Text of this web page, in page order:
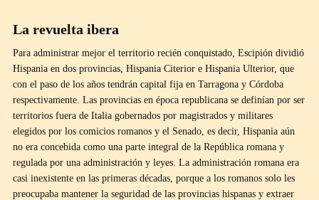
La revuelta ibera
Para administrar mejor el territorio recién conquistado, Escipión dividió
Hispania en dos provincias, Hispania Citerior e Hispania Ulterior, que
con el paso de los años tendrán capital fija en Tarragona y Córdoba
respectivamente. Las provincias en época republicana se definían por ser
territorios fuera de Italia gobernados por magistrados y militares
elegidos por los comicios romanos y el Senado, es decir, Hispania aún
no era concebida como una parte integral de la República romana y
regulada por una administración y leyes. La administración romana era
casi inexistente en las primeras décadas, porque a los romanos solo les
preocupaba mantener la seguridad de las provincias hispanas y extraer